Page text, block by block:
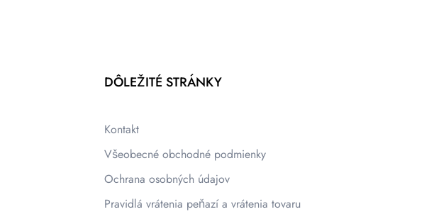
DÔLEŽITÉ STRÁNKY
Kontakt
Všeobecné obchodné podmienky
Ochrana osobných údajov
Pravidlá vrátenia peňazí a vrátenia tovaru